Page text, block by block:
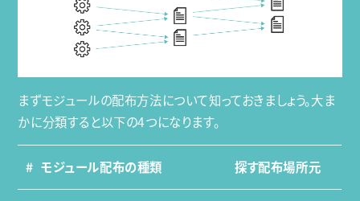
まずモジュールの配布方法について知っておきましょう。大ま
かに分類すると以下の4つになります。
# モジュール配布の種類 探す配布場所元